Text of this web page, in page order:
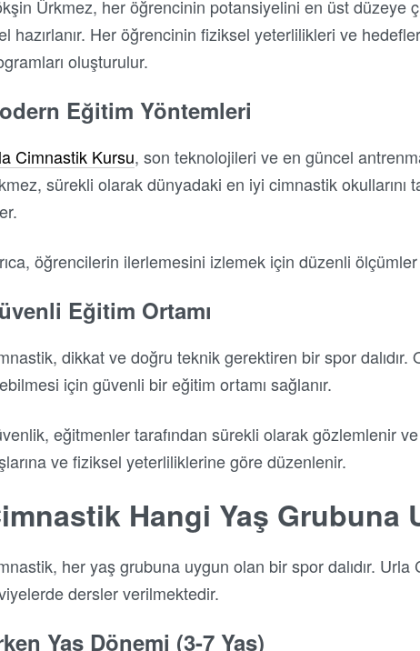
Ürkmez, her öğrencinin potansiyelini en üst düzeye
hazırlanır. Her öğrencinin fiziksel yeterlilikleri ve
oluşturulur.
Eğitim Yöntemleri
Cimnastik Kursu, son teknolojileri ve en güncel
sürekli olarak dünyadaki en iyi cimnastik
öğrencilerin ilerlemesini izlemek için düzenli
Eğitim Ortamı
dikkat ve doğru teknik gerektiren bir spor
için güvenli bir eğitim ortamı sağlanır.
eğitmenler tarafından sürekli olarak gözlemlenir
ve fiziksel yeterliliklerine göre düzenlenir.
Hangi Yaş Grubuna
her yaş grubuna uygun olan bir spor dalıdır.
dersler verilmektedir.
Yaş Dönemi (3-7 Yaş)